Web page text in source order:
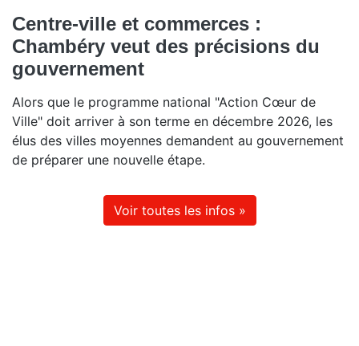
Centre-ville et commerces :
Chambéry veut des précisions du
gouvernement
Alors que le programme national "Action Cœur de
Ville" doit arriver à son terme en décembre 2026, les
élus des villes moyennes demandent au gouvernement
de préparer une nouvelle étape.
Voir toutes les infos »